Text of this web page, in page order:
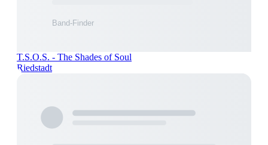
T.S.O.S. - The Shades of Soul
Riedstadt